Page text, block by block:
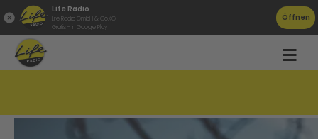
Life Radio
Life Radio GmbH & Co.KG
Gratis - in Google Play
Öffnen